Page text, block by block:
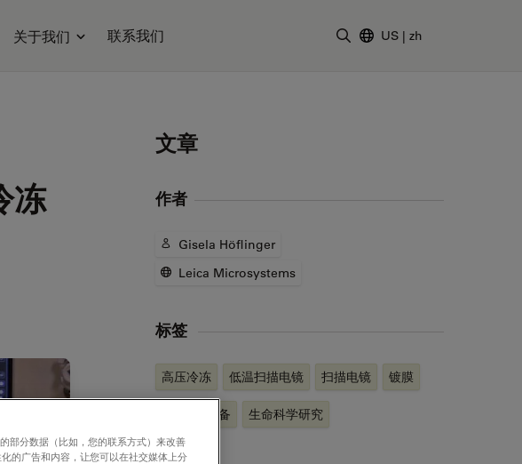
关于我们 联系我们 US | zh
冻
文章
作者
Gisela Höflinger
Leica Microsystems
标签
高压冷冻 低温扫描电镜 扫描电镜 镀膜
EM样品制备 生命科学研究
部分数据（比如，您的联系方式）来改善
的广告和内容，让您可以在社交媒体上分